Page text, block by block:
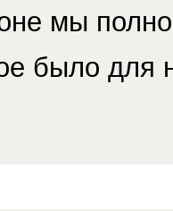
мы
было для